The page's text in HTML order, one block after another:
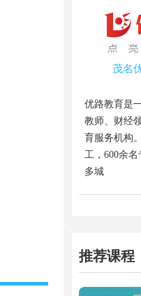
茂名
优路教育是
教师、财经
育服务机构
工，600余
多城
推荐课程